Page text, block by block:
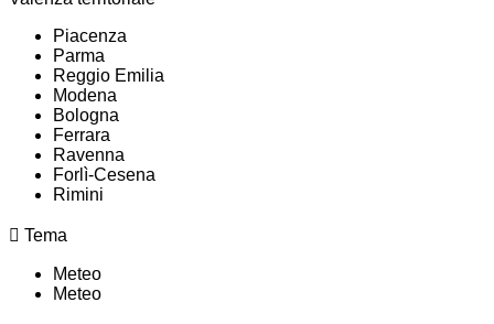
Piacenza
Parma
Reggio Emilia
Modena
Bologna
Ferrara
Ravenna
Forlì-Cesena
Rimini
Tema
Meteo
Meteo